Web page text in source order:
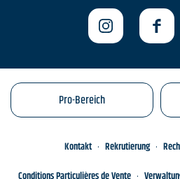
Pro-Bereich
Kontakt Rekrutierung